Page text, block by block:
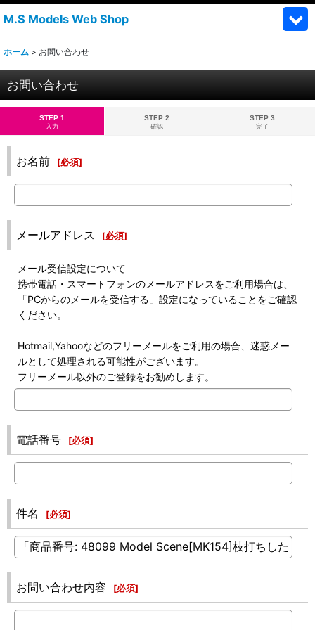
M.S Models Web Shop
ホーム > お問い合わせ
お問い合わせ
STEP 1
入力
STEP 2
確認
STEP 3
完了
お名前 [必須]
メールアドレス [必須]
メール受信設定について
携帯電話・スマートフォンのメールアドレスをご利用場合は、
「PCからのメールを受信する」設定になっていることをご確認
ください。
Hotmail,Yahooなどのフリーメールをご利用の場合、迷惑メー
ルとして処理される可能性がございます。
フリーメール以外のご登録をお勧めします。
電話番号 [必須]
件名 [必須]
お問い合わせ内容 [必須]